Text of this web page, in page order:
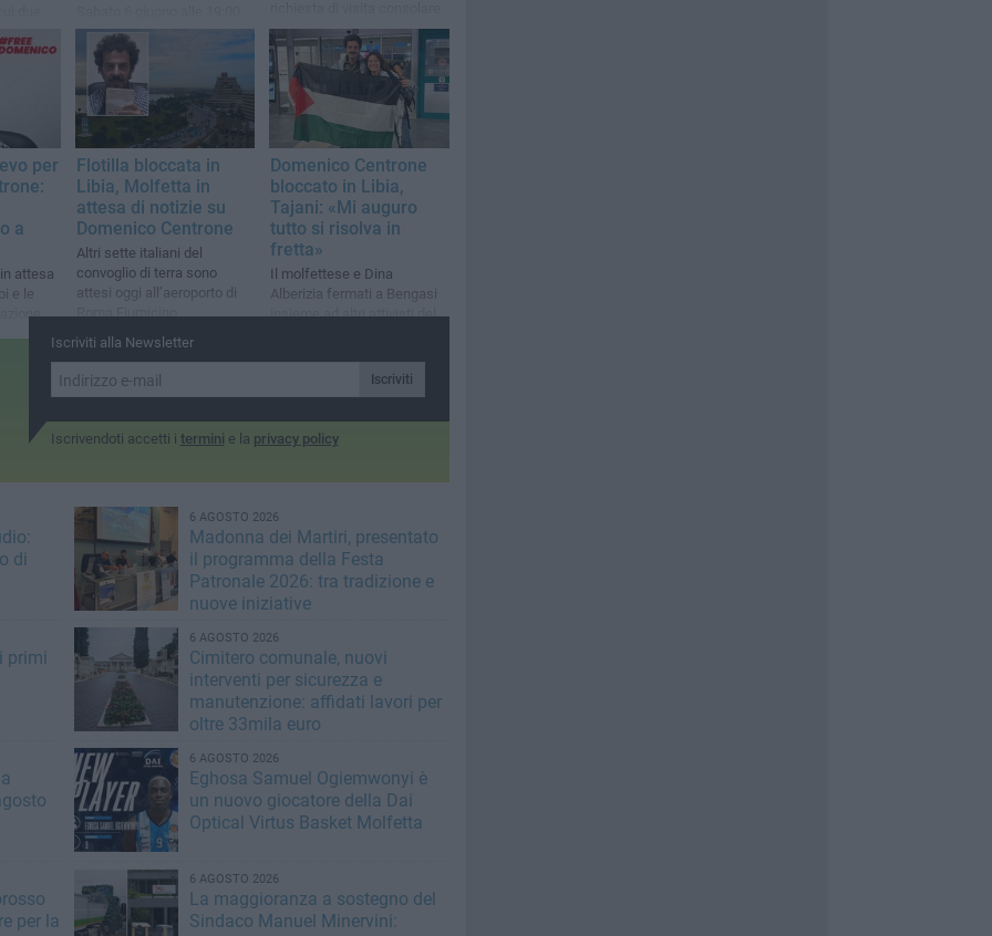
della
l’iniziativa di “Molfetta per la
Palestina
per i volontari della Flotilla
per
a
attesa
e le
Flotilla bloccata in
Libia, Molfetta in
attesa di notizie su
Domenico Centrone
Altri sette italiani del
convoglio di terra sono
attesi oggi all’aeroporto di
Roma Fiumicino
Domenico Centrone
bloccato in Libia,
Tajani: «Mi auguro
tutto si risolva in
fretta»
Il molfettese e Dina
Alberizia fermati a Bengasi
insieme ad altri attivisti del
Iscriviti alla Newsletter
Iscriviti
Iscrivendoti accetti i termini e la privacy policy
di
6 AGOSTO 2026
Madonna dei Martiri, presentato
il programma della Festa
Patronale 2026: tra tradizione e
nuove iniziative
primi
6 AGOSTO 2026
Cimitero comunale, nuovi
interventi per sicurezza e
manutenzione: affidati lavori per
oltre 33mila euro
6 AGOSTO 2026
Eghosa Samuel Ogiemwonyi è
un nuovo giocatore della Dai
Optical Virtus Basket Molfetta
per la
6 AGOSTO 2026
La maggioranza a sostegno del
Sindaco Manuel Minervini: